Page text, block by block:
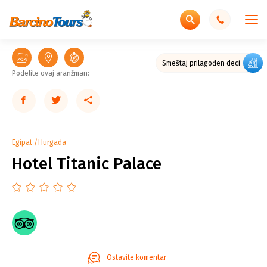
Smeštaj prilagođen deci
Odličan aqua park
Podelite ovaj aranžman:
Egipat Hurgada
Hotel Titanic Palace
Ostavite komentar